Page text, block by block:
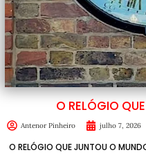
O RELÓGIO
Antenor Pinheiro julho 7, 2026
O RELÓGIO QUE JUNTOU O